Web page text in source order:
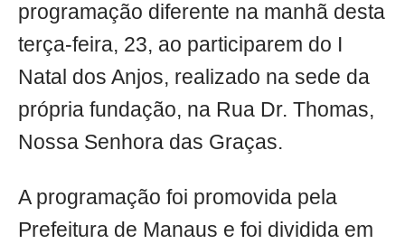
programação diferente na manhã desta
terça-feira, 23, ao participarem do I
Natal dos Anjos, realizado na sede da
própria fundação, na Rua Dr. Thomas,
Nossa Senhora das Graças.
A programação foi promovida pela
Prefeitura de Manaus e foi dividida em